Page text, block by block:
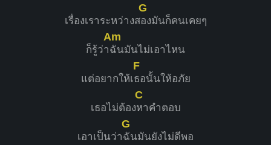
เรื่องเราระหว่างส
G
องมันก็คนเคยๆ
ก็รู้ว่า
Am
ฉันมันไม่เอาไหน
แต่อยากให้เ
F
ธอนั้นให้อภัย
เธอไม่ต้อง
C
หาคำตอบ
เอาเป็นว่า
G
ฉันมันยังไม่ดีพอ